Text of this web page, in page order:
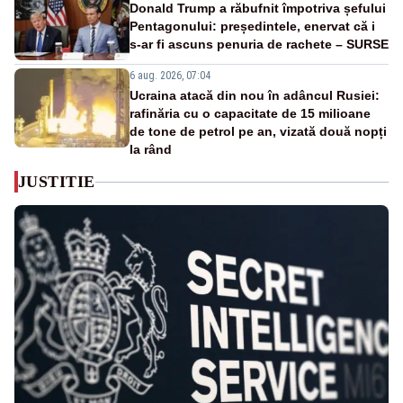
Donald Trump a răbufnit împotriva șefului
Pentagonului: președintele, enervat că i
s-ar fi ascuns penuria de rachete – SURSE
6 aug. 2026, 07:04
Ucraina atacă din nou în adâncul Rusiei:
rafinăria cu o capacitate de 15 milioane
de tone de petrol pe an, vizată două nopți
la rând
JUSTITIE